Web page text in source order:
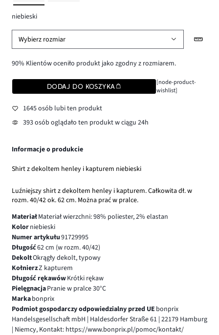
niebieski
Wybierz rozmiar
90% Klientów oceniło produkt jako zgodny z rozmiarem.
DODAJ DO KOSZYKA
[node-product-
wishlist]
1645 osób lubi ten produkt
393 osób oglądało ten produkt w ciągu 24h
Informacje o produkcie
Shirt z dekoltem henley i kapturem niebieski
Luźniejszy shirt z dekoltem henley i kapturem. Całkowita dł. w
rozm. 40/42 ok. 62 cm. Można prać w pralce.
MateriałMateriał wierzchni: 98% poliester, 2% elastan
Kolorniebieski
Numer artykułu91729995
Długość62 cm (w rozm. 40/42)
DekoltOkrągły dekolt, typowy
KołnierzZ kapturem
Długość rękawówKrótki rękaw
PielęgnacjaPranie w pralce 30°C
Markabonprix
Podmiot gospodarczy odpowiedzialny przed UE bonprix
Handelsgesellschaft mbH | Haldesdorfer Straße 61 | 22179 Hamburg
| Niemcy, Kontakt: https://www.bonprix.pl/pomoc/kontakt/